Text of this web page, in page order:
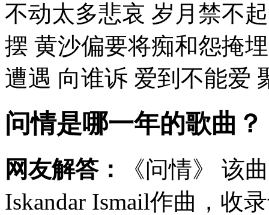
不动太多悲哀 岁月禁不
摆 黄沙偏要将痴和怨掩
遭遇 向谁诉 爱到不能爱
问情是哪一年的歌曲？
网友解答：
《问情》 该
Iskandar Ismail作曲，收